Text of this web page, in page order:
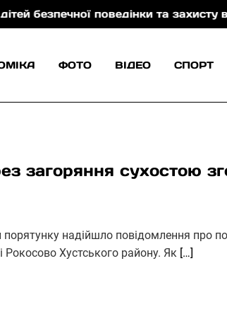
поведінки та захисту від
ФОТО ВІДЕО СПОРТ
загоряння сухостою
надійшло повідомлення про
Рокосово Хустського району. Як […]